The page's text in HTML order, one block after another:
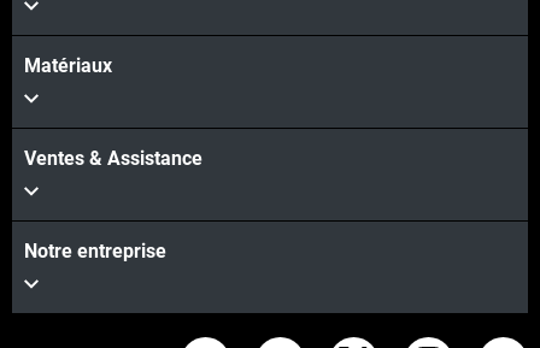
Matériaux
Ventes & Assistance
Notre entreprise